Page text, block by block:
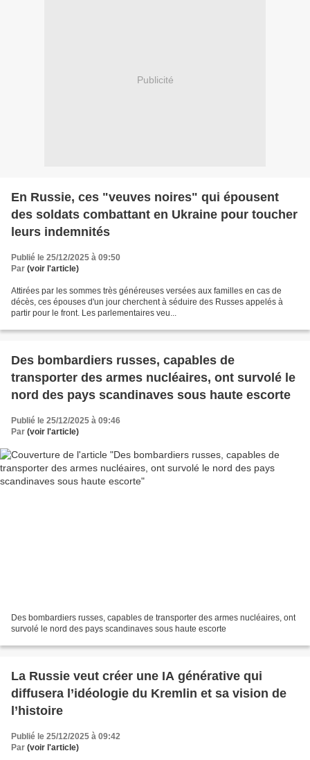
Publicité
En Russie, ces "veuves noires" qui épousent
des soldats combattant en Ukraine pour toucher
leurs indemnités
Publié le 25/12/2025 à 09:50
Par (voir l'article)
Attirées par les sommes très généreuses versées aux familles en cas de
décès, ces épouses d'un jour cherchent à séduire des Russes appelés à
partir pour le front. Les parlementaires veu...
Des bombardiers russes, capables de
transporter des armes nucléaires, ont survolé le
nord des pays scandinaves sous haute escorte
Publié le 25/12/2025 à 09:46
Par (voir l'article)
Des bombardiers russes, capables de transporter des armes nucléaires, ont
survolé le nord des pays scandinaves sous haute escorte
La Russie veut créer une IA générative qui
diffusera l’idéologie du Kremlin et sa vision de
l’histoire
Publié le 25/12/2025 à 09:42
Par (voir l'article)